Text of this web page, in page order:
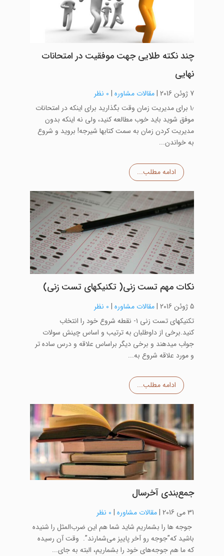
چند نکته طلایی جهت موفقیت در امتحانات
نهایی
7 ژوئن 2016 |مقالات مشاوره| 0 نظر
۱٫ برای مدیریت زمان وقت بگذارید برای اینکه در امتحانات
موفق شوید باید خوب مطالعه کنید، ولی نه اینکه بدون
مدیریت کردن زمان به سمت کتابها شیرجه! بروید و شروع
به خواندن...
ادامه مطلب...
نکات مهم تست زنی( تکنیکهای تست زنی)
5 ژوئن 2016 |مقالات مشاوره| 0 نظر
تکنیکهای تست زنی ۱- نقطه شروع خود را انتخاب
کنید.برخی از داوطلبان به ترتیب و اساس چینش سولات
جواب میدهند و برخی دیگر براساس علاقه و درس ساده تر
و مورد علاقه شروع به...
ادامه مطلب...
جمع‌بندی آخرسال
31 می 2016 |مقالات مشاوره| 0 نظر
جوجه‌ ها را بشماریم شاید شما هم این ضرب‌المثل را شنیده
باشید که”جوجه رو آخر پاییز می‌شمارند”. وقت آن رسیده
که ما هم جوجه‌های خود را بشماریم، البته به جای...